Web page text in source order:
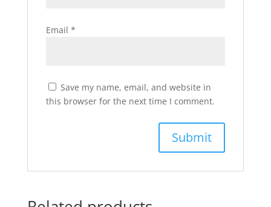
Email *
Save my name, email, and website in
this browser for the next time I comment.